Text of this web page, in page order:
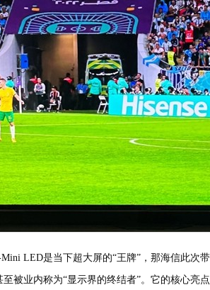
LED是当下超大屏的“王牌”，那海信此次
至被业内称为“显示界的终结者”。它的核心